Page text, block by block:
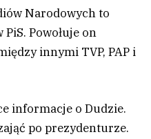
Narodowych to
Powołuje on
innymi TVP, PAP i
informacje o Dudzie.
po prezydenturze.